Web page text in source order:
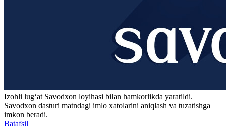
Izohli lugʻat Savodxon loyihasi bilan hamkorlikda yaratildi.
Savodxon dasturi matndagi imlo xatolarini aniqlash va tuzatishga
imkon beradi.
Batafsil